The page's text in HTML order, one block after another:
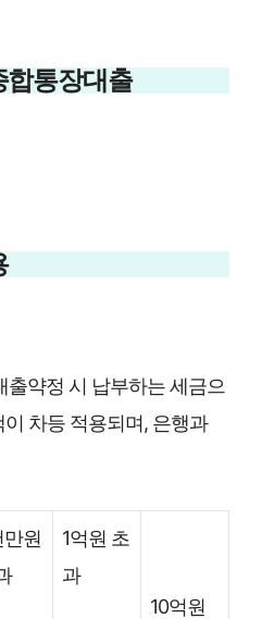
합통장대출
약정 시 납부하는 세금으
차등 적용되며, 은행과
원
1억원 초
과
10억원